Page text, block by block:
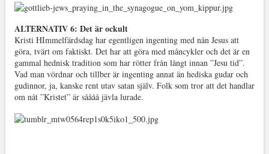
ALTERNATIV 6: Det är ockult
Kristi HImmelfärdsdag har egentligen ingenting med nån Jesus att
göra, tvärt om faktiskt. Det har att göra med måncykler och det är en
gammal hednisk tradition som har rötter från långt innan ”Jesu tid”.
Vad man vördnar och tillber är ingenting annat än hediska gudar och
gudinnor, ja, kanske rent utav satan själv. Folk som tror att det handlar
om nåt ”Kristet” är såååå jävla lurade.